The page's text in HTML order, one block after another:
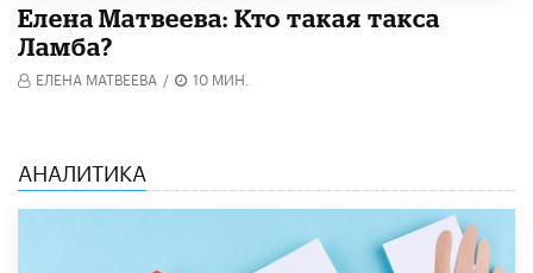
Елена Матвеева: Кто такая такса
Ламба?
ЕЛЕНА МАТВЕЕВА / 10 МИН.
АНАЛИТИКА